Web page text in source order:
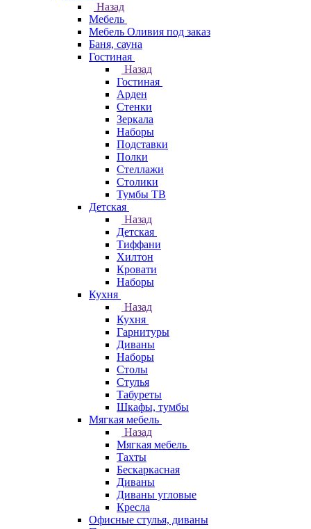
Назад
Мебель
Мебель Оливия под заказ
Баня, сауна
Гостиная
Назад
Гостиная
Арден
Стенки
Зеркала
Наборы
Подставки
Полки
Стеллажи
Столики
Тумбы ТВ
Детская
Назад
Детская
Тиффани
Хилтон
Кровати
Наборы
Кухня
Назад
Кухня
Гарнитуры
Диваны
Наборы
Столы
Стулья
Табуреты
Шкафы, тумбы
Мягкая мебель
Назад
Мягкая мебель
Тахты
Бескаркасная
Диваны
Диваны угловые
Кресла
Офисные стулья, диваны